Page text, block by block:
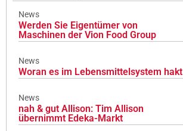
News
Werden Sie Eigentümer von
Maschinen der Vion Food Group
News
Woran es im Lebensmittelsystem hakt
News
nah & gut Allison: Tim Allison
übernimmt Edeka-Markt